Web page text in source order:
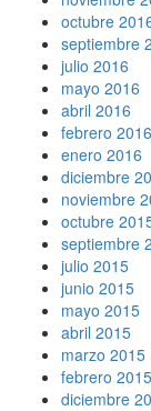
octubre
septiembre
julio 2016
mayo 2016
abril 2016
febrero 2016
enero 2016
diciembre
noviembre
octubre
septiembre
julio 2015
junio 2015
mayo 2015
abril 2015
marzo 2015
febrero 2015
diciembre